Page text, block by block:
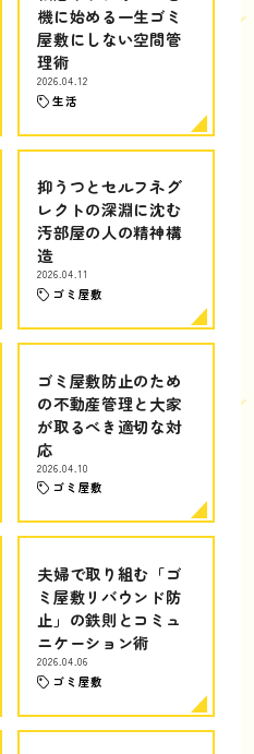
機に始める一生ゴミ
屋敷にしない空間管
理術
2026.04.12
生活
抑うつとセルフネグ
レクトの深淵に沈む
汚部屋の人の精神構
造
2026.04.11
ゴミ屋敷
ゴミ屋敷防止のため
の不動産管理と大家
が取るべき適切な対
応
2026.04.10
ゴミ屋敷
夫婦で取り組む「ゴ
ミ屋敷リバウンド防
止」の鉄則とコミュ
ニケーション術
2026.04.06
ゴミ屋敷